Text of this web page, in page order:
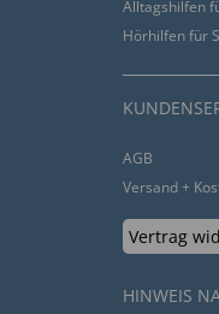
“Ob das
dafür ist
Alltagshilfen
Hörhilfen für
AGB
Versand +
Vertrag
HINWEIS